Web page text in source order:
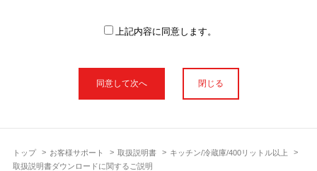
トップ お客様サポート 取扱説明書
キッチン/冷蔵庫/400リットル以上
取扱説明書ダウンロードに関するご説明
使用上のご注意や安全上のご注意、また測定基準や数値等は取扱
説明書が作成された時点での基準に応じた内容となっております
明書以外の印刷物が同梱されている場合がありますが、本サイト
ではそれらを全て公開しておりませんのであらかじめご了承くだ
上記内容に同意します。
閉じる